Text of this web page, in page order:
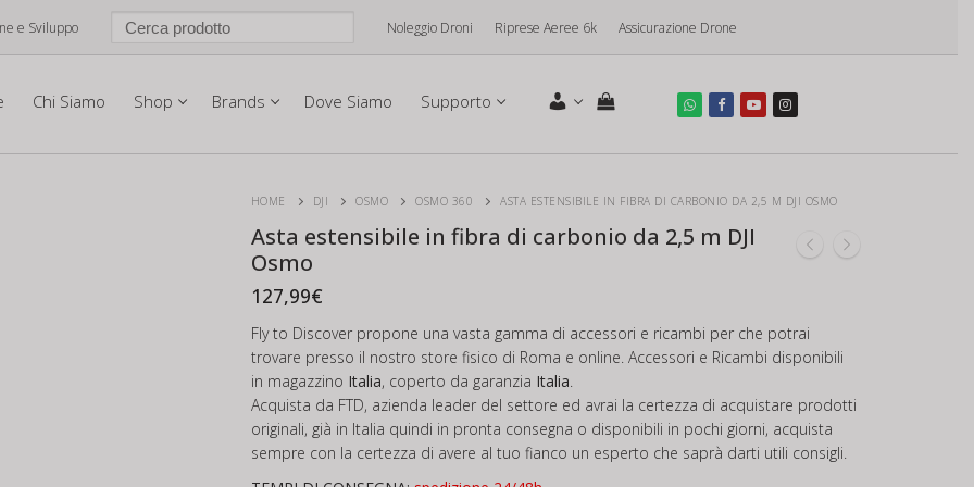
e Sviluppo Noleggio Droni Riprese Aeree 6k Assicurazione Drone
Chi Siamo Shop Brands Dove Siamo Supporto
HOME DJI OSMO OSMO 360 ASTA ESTENSIBILE IN FIBRA DI CARBONIO DA 2,5 M DJI OSMO
Asta estensibile in fibra di carbonio da 2,5 m DJI
Osmo
127,99€
Fly to Discover propone una vasta gamma di accessori e ricambi per che potrai
trovare presso il nostro store fisico di Roma e online. Accessori e Ricambi disponibili
in magazzino Italia, coperto da garanzia Italia.
Acquista da FTD, azienda leader del settore ed avrai la certezza di acquistare prodotti
originali, già in Italia quindi in pronta consegna o disponibili in pochi giorni, acquista
sempre con la certezza di avere al tuo fianco un esperto che saprà darti utili consigli.